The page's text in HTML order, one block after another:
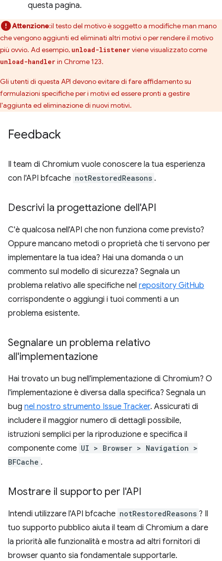
questa pagina.
Attenzione:il testo del motivo è soggetto a modifiche man mano
che vengono aggiunti ed eliminati altri motivi o per rendere il motivo
più ovvio. Ad esempio, unload-listener viene visualizzato come
unload-handler in Chrome 123.
Gli utenti di questa API devono evitare di fare affidamento su
formulazioni specifiche per i motivi ed essere pronti a gestire
l'aggiunta ed eliminazione di nuovi motivi.
Feedback
Il team di Chromium vuole conoscere la tua esperienza
con l'API bfcache notRestoredReasons .
Descrivi la progettazione dell'API
C'è qualcosa nell'API che non funziona come previsto?
Oppure mancano metodi o proprietà che ti servono per
implementare la tua idea? Hai una domanda o un
commento sul modello di sicurezza? Segnala un
problema relativo alle specifiche nel repository GitHub
corrispondente o aggiungi i tuoi commenti a un
problema esistente.
Segnalare un problema relativo
all'implementazione
Hai trovato un bug nell'implementazione di Chromium? O
l'implementazione è diversa dalla specifica? Segnala un
bug nel nostro strumento Issue Tracker. Assicurati di
includere il maggior numero di dettagli possibile,
istruzioni semplici per la riproduzione e specifica il
componente come UI > Browser > Navigation >
BFCache .
Mostrare il supporto per l'API
Intendi utilizzare l'API bfcache notRestoredReasons ? Il
tuo supporto pubblico aiuta il team di Chromium a dare
la priorità alle funzionalità e mostra ad altri fornitori di
browser quanto sia fondamentale supportarle.